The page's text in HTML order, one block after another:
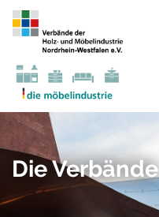
Die Verbände